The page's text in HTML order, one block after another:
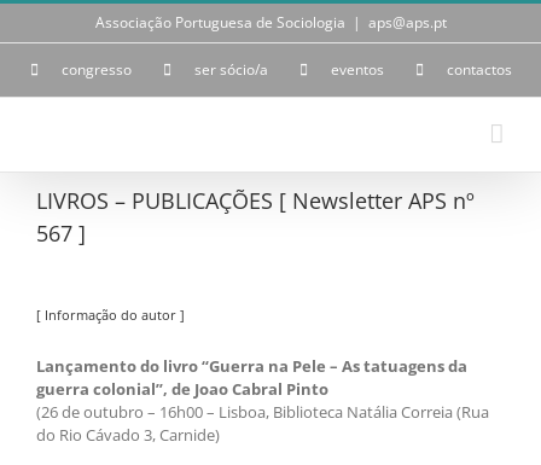
Skip
Associação Portuguesa de Sociologia | aps@aps.pt
congresso ser sócio/a eventos contactos
LIVROS – PUBLICAÇÕES [ Newsletter APS nº
567 ]
[ Informação do autor ]
Lançamento do livro “Guerra na Pele – As tatuagens da
guerra colonial”, de Joao Cabral Pinto
(26 de outubro – 16h00 – Lisboa, Biblioteca Natália Correia (Rua
do Rio Cávado 3, Carnide)